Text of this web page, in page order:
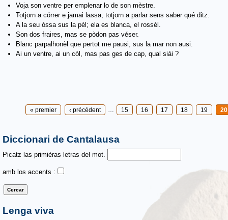
Voja son ventre per emplenar lo de son mèstre.
Totjorn a córrer e jamai lassa, totjorn a parlar sens saber qué ditz.
A la seu òssa sus la pèl; ela es blanca, el rossèl.
Son dos fraires, mas se pòdon pas véser.
Blanc parpalhonèl que pertot me pausi, sus la mar non ausi.
Ai un ventre, ai un còl, mas pas ges de cap, qual siái ?
Pages« premier ‹ précédent 15 16 17 18 19 20
Diccionari de Cantalausa
Picatz las primièras letras del mot.
amb los accents :
Lenga viva